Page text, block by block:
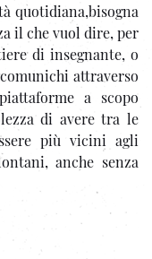
quotidiana,bisogna
il che vuol dire, per
di insegnante, o
attraverso
a scopo
di avere tra le
più vicini agli
anche senza